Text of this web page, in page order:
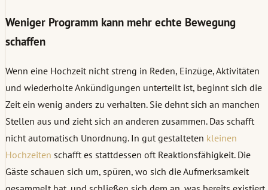
Weniger Programm kann mehr echte Bewegung
schaffen
Wenn eine Hochzeit nicht streng in Reden, Einzüge, Aktivitäten
und wiederholte Ankündigungen unterteilt ist, beginnt sich die
Zeit ein wenig anders zu verhalten. Sie dehnt sich an manchen
Stellen aus und zieht sich an anderen zusammen. Das schafft
nicht automatisch Unordnung. In gut gestalteten kleinen
Hochzeiten schafft es stattdessen oft Reaktionsfähigkeit. Die
Gäste schauen sich um, spüren, wo sich die Aufmerksamkeit